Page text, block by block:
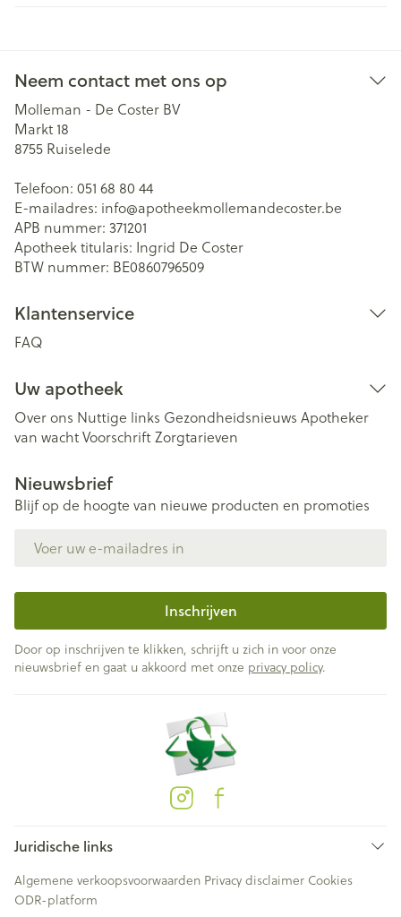
Neem contact met ons op
Molleman - De Coster BV
Markt 18
8755 Ruiselede
Telefoon: 051 68 80 44
E-mailadres: info@apotheekmollemandecoster.be
APB nummer: 371201
Apotheek titularis: Ingrid De Coster
BTW nummer: BE0860796509
Klantenservice
FAQ
Uw apotheek
Over ons Nuttige links Gezondheidsnieuws Apotheker
van wachtVoorschriftZorgtarieven
Nieuwsbrief
Blijf op de hoogte van nieuwe producten en promoties
Inschrijven
Door op inschrijven te klikken, schrijft u zich in voor onze
nieuwsbrief en gaat u akkoord met onze privacy policy.
Juridische links
Algemene verkoopsvoorwaarden Privacy disclaimer Cookies
ODR-platform